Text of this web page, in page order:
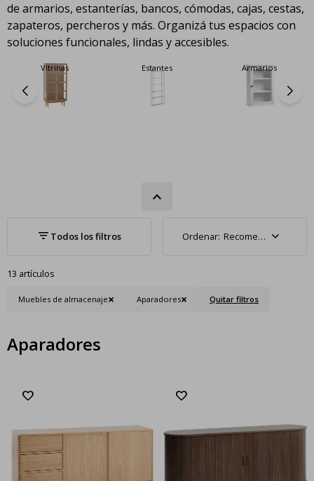
de armarios, estanterías, bancos, cómodas, cajas, cestas,
zapateros, percheros y más. Organizá tus espacios con
soluciones funcionales, lindas y accesibles.
Vitrinas Estantes Armarios
Recomendados
13 artículos
Muebles de almacenaje Aparadores Quitar filtros
Aparadores